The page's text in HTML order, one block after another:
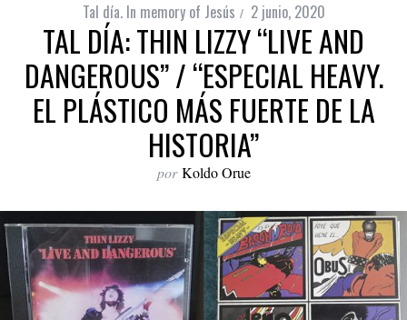
Tal día. In memory of Jesús 2 junio, 2020
TAL DÍA: THIN LIZZY “LIVE AND
DANGEROUS” / “ESPECIAL HEAVY.
EL PLÁSTICO MÁS FUERTE DE LA
HISTORIA”
por Koldo Orue